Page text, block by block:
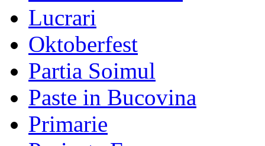
Lucrari
Oktoberfest
Partia Soimul
Paste in Bucovina
Primarie